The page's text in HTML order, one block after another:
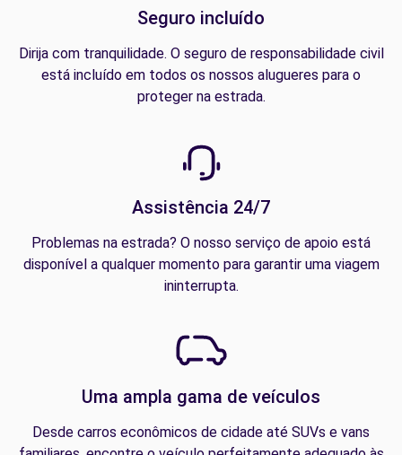
Seguro incluído
Dirija com tranquilidade. O seguro de responsabilidade civil
está incluído em todos os nossos alugueres para o
proteger na estrada.
Assistência 24/7
Problemas na estrada? O nosso serviço de apoio está
disponível a qualquer momento para garantir uma viagem
ininterrupta.
Uma ampla gama de veículos
Desde carros econômicos de cidade até SUVs e vans